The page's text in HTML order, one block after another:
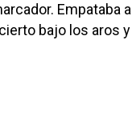
Empataba a
bajo los aros y